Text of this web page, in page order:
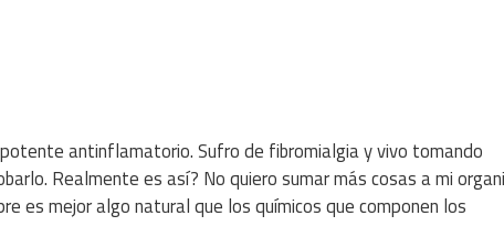
antinflamatorio. Sufro de fibromialgia y vivo tomando
Realmente es así? No quiero sumar más cosas a mi
es mejor algo natural que los químicos que componen los